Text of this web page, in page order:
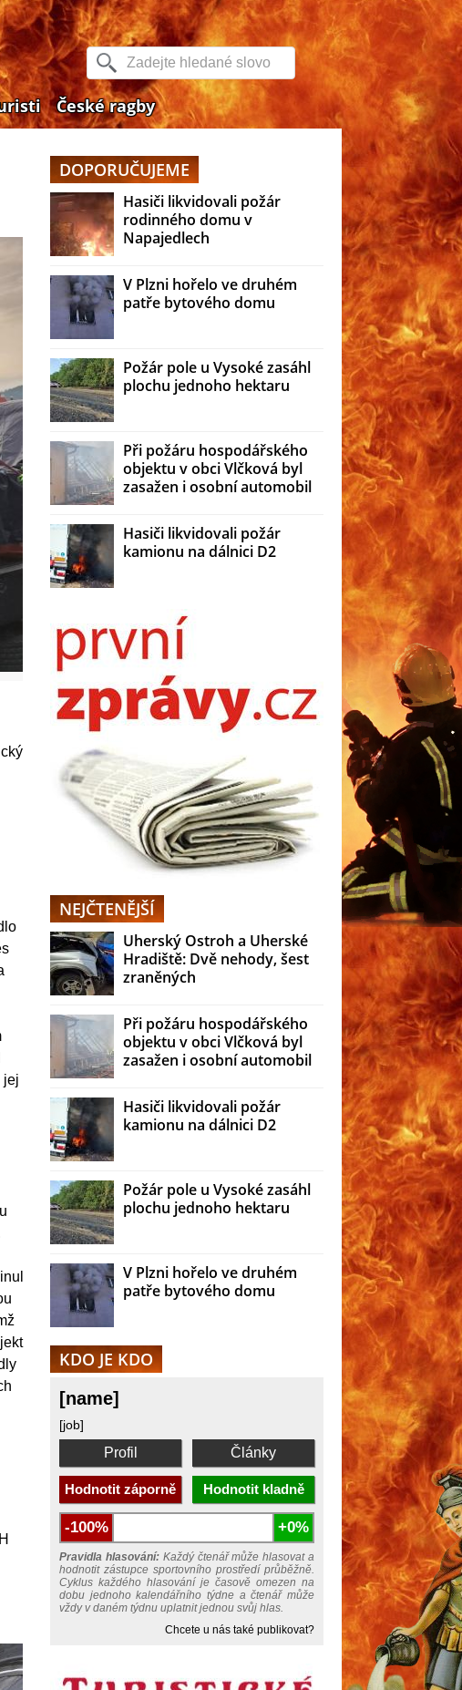
České ragby
jej
DOPORUČUJEME
Hasiči likvidovali požár
rodinného domu v
Napajedlech
V Plzni hořelo ve druhém
patře bytového domu
Požár pole u Vysoké zasáhl
plochu jednoho hektaru
Při požáru hospodářského
objektu v obci Vlčková byl
zasažen i osobní automobil
Hasiči likvidovali požár
kamionu na dálnici D2
NEJČTENĚJŠÍ
Uherský Ostroh a Uherské
Hradiště: Dvě nehody, šest
zraněných
Při požáru hospodářského
objektu v obci Vlčková byl
zasažen i osobní automobil
Hasiči likvidovali požár
kamionu na dálnici D2
Požár pole u Vysoké zasáhl
plochu jednoho hektaru
V Plzni hořelo ve druhém
patře bytového domu
KDO JE KDO
[name]
[job]
Profil Články
Hodnotit záporně Hodnotit kladně
-100% +0%
Pravidla hlasování:Každý čtenář může hlasovat a
hodnotit zástupce sportovního prostředí průběžně.
Cyklus každého hlasování je časově omezen na
dobu jednoho kalendářního týdne a čtenář může
vždy v daném týdnu uplatnit jednou svůj hlas.
Chcete u nás také publikovat?